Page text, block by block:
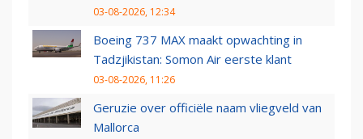
03-08-2026, 12:34
Boeing 737 MAX maakt opwachting in
Tadzjikistan: Somon Air eerste klant
03-08-2026, 11:26
Geruzie over officiële naam vliegveld van
Mallorca